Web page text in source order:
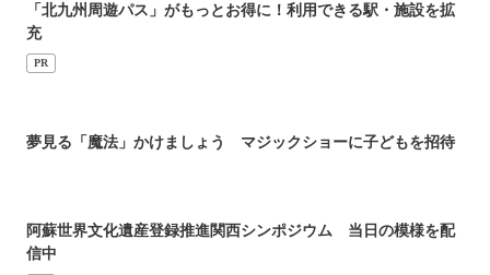
「北九州周遊パス」がもっとお得に！利用できる駅・施設を拡
充
PR
夢見る「魔法」かけましょう マジックショーに子どもを招待
阿蘇世界文化遺産登録推進関西シンポジウム 当日の模様を配
信中